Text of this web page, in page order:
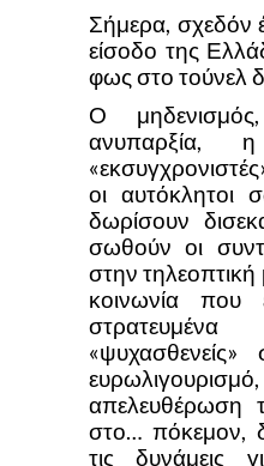
Σήμερα, σχεδόν
είσοδο της
φως στο τούνελ
Ο
ανυπαρξία,
οι αυτόκλητοι
δωρίσουν
σωθούν οι
στην
κοινωνία που
«ψυχασθενείς»
απελευθέρωση
στο… πόκεμον,
τις δυνάμεις